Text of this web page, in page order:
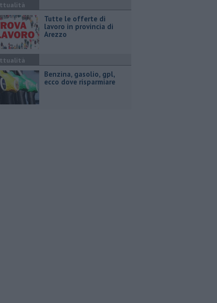
​Tutte le offerte di
lavoro in provincia di
Arezzo
​Benzina, gasolio, gpl,
ecco dove risparmiare